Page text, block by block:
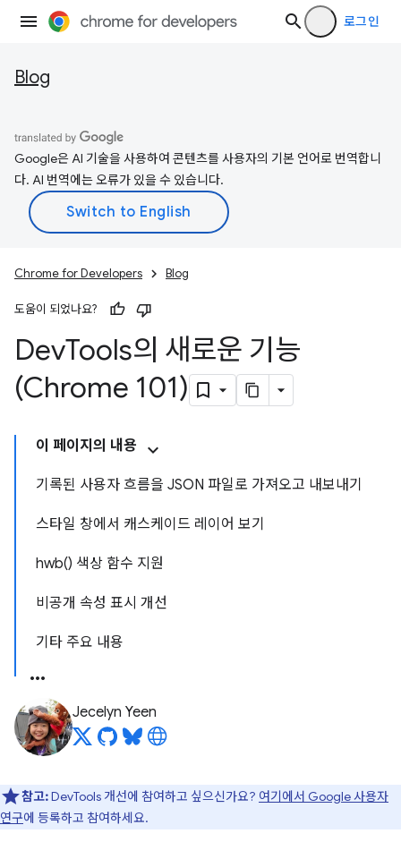
로그인
Blog
Google은 AI 기술을 사용하여 콘텐츠를 사용자의 기본 언어로 번역합니
다. AI 번역에는 오류가 있을 수 있습니다.
Chrome for Developers Blog
도움이 되었나요?
DevTools의 새로운 기능
(Chrome 101)
이 페이지의 내용
기록된 사용자 흐름을 JSON 파일로 가져오고 내보내기
스타일 창에서 캐스케이드 레이어 보기
hwb() 색상 함수 지원
비공개 속성 표시 개선
기타 주요 내용
Jecelyn Yeen
참고:DevTools 개선에 참여하고 싶으신가요? 여기에서 Google 사용자
연구에 등록하고 참여하세요.